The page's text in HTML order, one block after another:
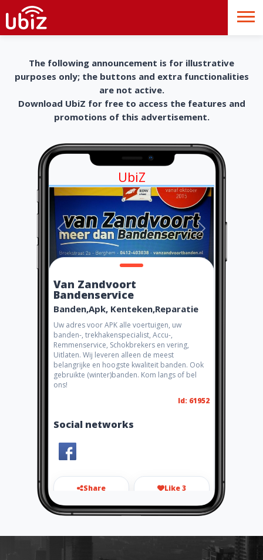
The following announcement is for illustrative
purposes only; the buttons and extra functionalities
are not active.
Download UbiZ for free to access the features and
promotions of this advertisement.
UbiZ
Van Zandvoort
Bandenservice
Banden,Apk, Kenteken,Reparatie
Uw adres voor APK alle voertuigen, uw
banden-, trekhakenspecialist, Accu-,
Remmenservice, Schokbrekers en vering,
Uitlaten. Wij leveren alleen de meest
belangrijke en hoogste kwaliteit banden. Ook
gebruikte (winter)banden. Kom langs of bel
ons!
Id: 61952
Social networks
Share Like 3